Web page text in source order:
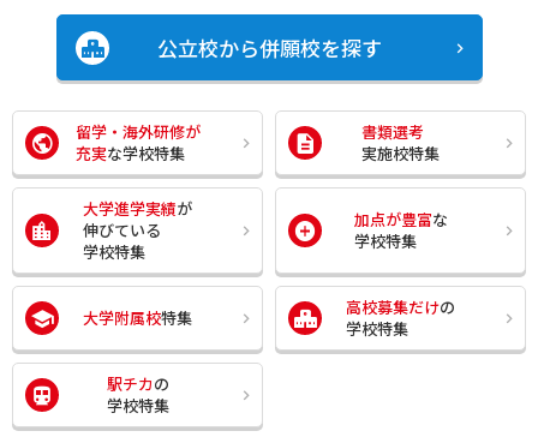
公立校から併願校を探す
留学・海外研修が
充実な学校特集
書類選考
実施校特集
大学進学実績が
伸びている
学校特集
加点が豊富な
学校特集
大学附属校特集 高校募集だけの
学校特集
駅チカの
学校特集